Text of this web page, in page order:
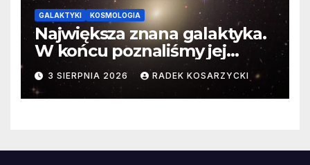
GALAKTYKI KOSMOLOGIA
Największa znana galaktyka.
W końcu poznaliśmy jej
faktyczne wymiary
3 SIERPNIA 2026 RADEK KOSARZYCKI